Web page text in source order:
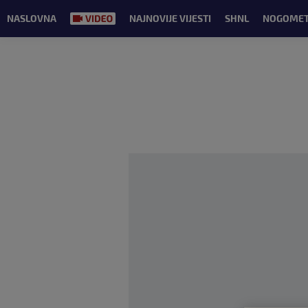
NASLOVNA NAJNOVIJE VIJESTI SHNL